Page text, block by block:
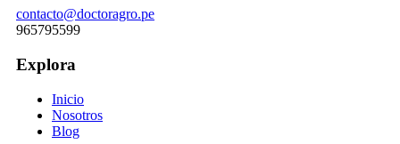
contacto@doctoragro.pe
965795599
Explora
Inicio
Nosotros
Blog